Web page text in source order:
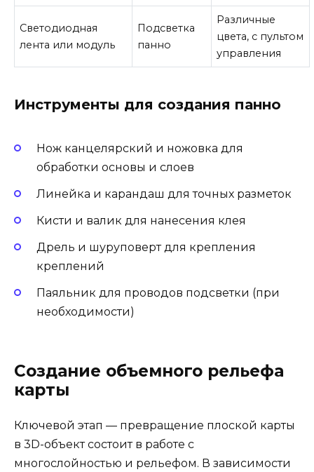
Светодиодная
лента или модуль
Подсветка
панно
Различные
цвета, с пультом
управления
Инструменты для создания панно
Нож канцелярский и ножовка для
обработки основы и слоев
Линейка и карандаш для точных разметок
Кисти и валик для нанесения клея
Дрель и шуруповерт для крепления
креплений
Паяльник для проводов подсветки (при
необходимости)
Создание объемного рельефа
карты
Ключевой этап — превращение плоской карты
в 3D-объект состоит в работе с
многослойностью и рельефом. В зависимости